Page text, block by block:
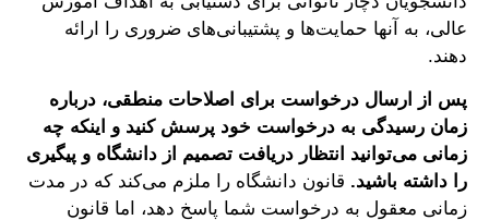
عالی، به آنها حمایت‌ها و پشتیبانی‌های ضروری را ارائه
دهند.
پس از ارسال درخواست برای اصلاحات منطقی، درباره
زمان رسیدگی به درخواست خود پرسش کنید و اینکه چه
زمانی می‌توانید انتظار دریافت تصمیم از دانشگاه و پیگیری
را داشته باشید. قانون دانشگاه را ملزم می‌کند که در مدت
زمانی معقول به درخواست شما پاسخ دهد، اما قانون